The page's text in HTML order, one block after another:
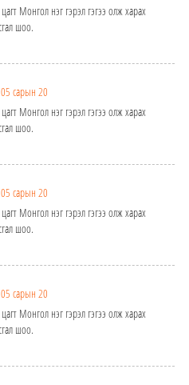
Монгол нэг гэрэл гэгээ олж харах
шоо.
сарын 20
Монгол нэг гэрэл гэгээ олж харах
шоо.
сарын 20
Монгол нэг гэрэл гэгээ олж харах
шоо.
сарын 20
Монгол нэг гэрэл гэгээ олж харах
шоо.